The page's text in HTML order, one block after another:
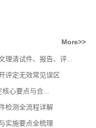
More>>
理清试件、报告、评...
评定无效常见误区
心要点与合...
检测全流程详解
实施要点全梳理